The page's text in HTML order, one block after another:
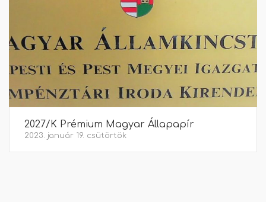
2027/K Prémium Magyar Állapapír
2023. január 19. csütörtök